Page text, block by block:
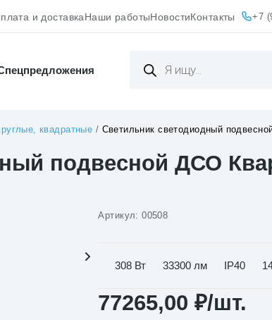
и доставкаНаши работыНовостиКонтакты +7
товаров
квадратные / Светильник светодиодный
подвесной ДСО
Артикул:00508
308 Вт 33300 лм IP40
77265,00₽/шт.